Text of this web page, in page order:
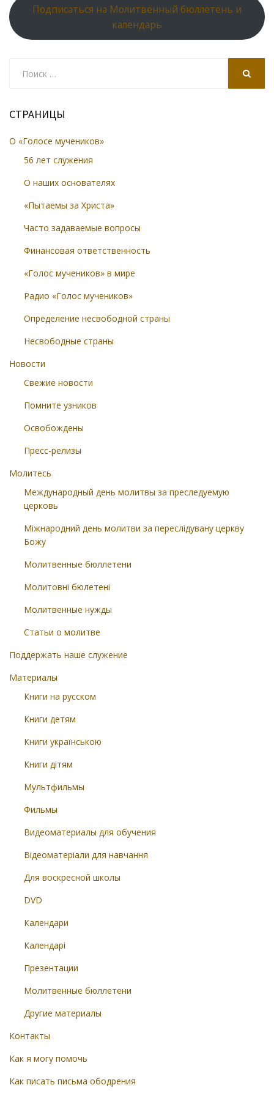
Подписаться на Молитвенный бюллетень и
календарь
СТРАНИЦЫ
О «Голосе мучеников»
56 лет служения
О наших основателях
«Пытаемы за Христа»
Часто задаваемые вопросы
Финансовая ответственность
«Голос мучеников» в мире
Радио «Голос мучеников»
Определение несвободной страны
Несвободные страны
Новости
Свежие новости
Помните узников
Освобождены
Пресс-релизы
Молитесь
Международный день молитвы за преследуемую
церковь
Міжнародний день молитви за переслідувану церкву
Божу
Молитвенные бюллетени
Молитовні бюлетені
Молитвенные нужды
Статьи о молитве
Поддержать наше служение
Материалы
Книги на русском
Книги детям
Книги українською
Книги дітям
Мультфильмы
Фильмы
Видеоматериалы для обучения
Відеоматеріали для навчання
Для воскресной школы
DVD
Календари
Календарі
Презентации
Молитвенные бюллетени
Другие материалы
Контакты
Как я могу помочь
Как писать письма ободрения